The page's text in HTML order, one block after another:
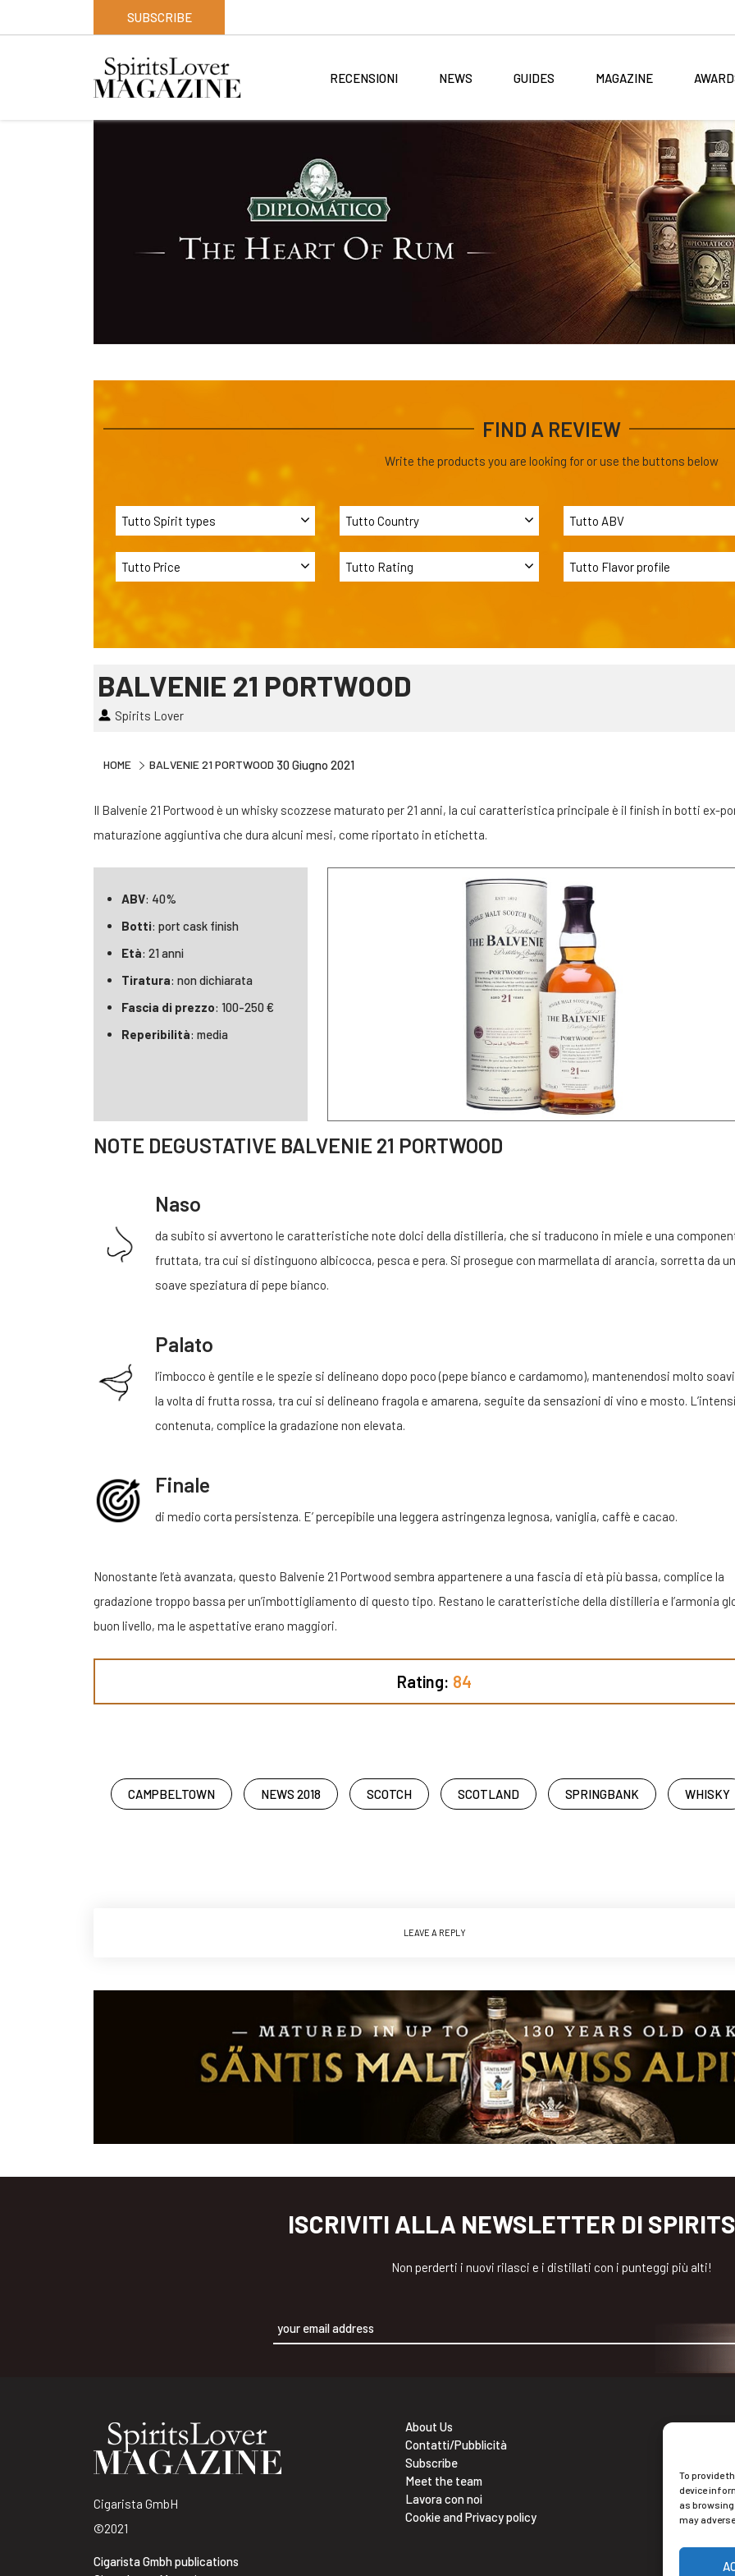
To provide
device
as
may
SUBSCRIBE
RECENSIONI NEWS GUIDES MAGAZINE
FIND A REVIEW
Write the products you are looking for or use the buttons below
BALVENIE 21 PORTWOOD
Spirits Lover
HOME BALVENIE 21 PORTWOOD 30 Giugno 2021
Il Balvenie 21 Portwood è un whisky scozzese maturato per 21 anni, la cui caratteristica principale è il finish in botti ex-
maturazione aggiuntiva che dura alcuni mesi, come riportato in etichetta.
ABV: 40%
Botti: port cask finish
Età: 21 anni
Tiratura: non dichiarata
Fascia di prezzo: 100-250 €
Reperibilità: media
NOTE DEGUSTATIVE BALVENIE 21 PORTWOOD
Naso
da subito si avvertono le caratteristiche note dolci della distilleria, che si traducono in miele e una
fruttata, tra cui si distinguono albicocca, pesca e pera. Si prosegue con marmellata di arancia, sorretta da
soave speziatura di pepe bianco.
Palato
l’imbocco è gentile e le spezie si delineano dopo poco (pepe bianco e cardamomo), mantenendosi molto
la volta di frutta rossa, tra cui si delineano fragola e amarena, seguite da sensazioni di vino e mosto.
contenuta, complice la gradazione non elevata.
Finale
di medio corta persistenza. E’ percepibile una leggera astringenza legnosa, vaniglia, caffè e cacao.
Nonostante l’età avanzata, questo Balvenie 21 Portwood sembra appartenere a una fascia di età più bassa, complice la
gradazione troppo bassa per un’imbottigliamento di questo tipo. Restano le caratteristiche della distilleria e l’armonia
buon livello, ma le aspettative erano maggiori.
Rating: 84
CAMPBELTOWN NEWS 2018 SCOTCH SCOTLAND SPRINGBANK WHISKY
LEAVE A REPLY
ISCRIVITI ALLA NEWSLETTER DI
Non perderti i nuovi rilasci e i distillati con i punteggi più alti!
Cigarista GmbH
©2021
Cigarista Gmbh publications
About Us
Contatti/Pubblicità
Subscribe
Meet the team
Lavora con noi
Cookie and Privacy policy